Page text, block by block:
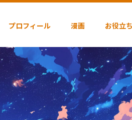
プロフィール 漫画 お役立